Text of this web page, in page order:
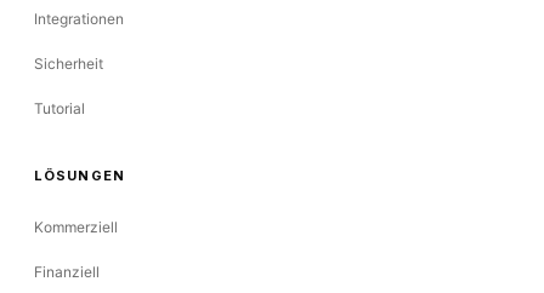
Integrationen
Sicherheit
Tutorial
LÖSUNGEN
Kommerziell
Finanziell